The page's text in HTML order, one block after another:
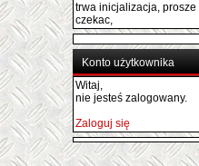
trwa inicjalizacja, prosze
czekac,
Konto użytkownika
Witaj,
nie jesteś zalogowany.
Zaloguj się